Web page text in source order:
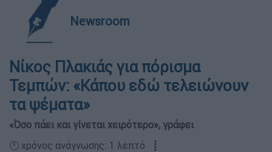
Newsroom
Νίκος Πλακιάς για πόρισμα
Τεμπών: «Κάπου εδώ τελειώνουν
τα ψέματα»
«Όσο πάει και γίνεται χειρότερο», γράφει
🕛 χρόνος ανάγνωσης: 1 λεπτό ┋